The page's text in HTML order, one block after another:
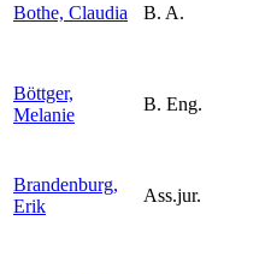
Bothe, Claudia B. A.
Böttger,
Melanie
B. Eng.
Brandenburg,
Erik
Ass.jur.